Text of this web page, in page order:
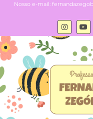
Nosso e-mail: